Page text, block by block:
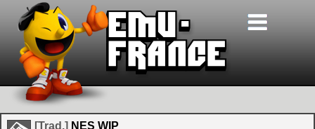
[Trad.] NES WIP